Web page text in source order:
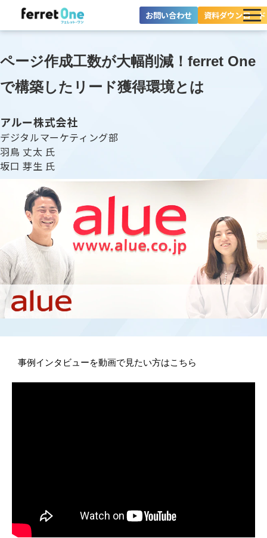
お問い合わせ 資料ダウンロード
ツール・機能一覧
導入事例
お役立ち情報
ページ作成工数が大幅削減！ferret One
で構築したリード獲得環境とは
アルー株式会社
デジタルマーケティング部
羽鳥 丈太 氏
坂口 芽生 氏
事例インタビューを動画で見たい方はこちら